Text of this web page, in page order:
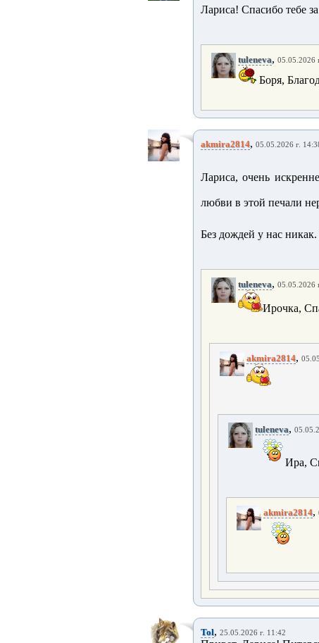
Лариса! Спасибо тебе
tuleneva, 05.05.2026
Боря,
akmira2814, 05.05.2026 г.
Лариса, очень
любви в этой печали
Без дождей у нас
tuleneva, 05.05.2026
Ирочка,
akmira2814,
tuleneva,
Ира,
akmira2814,
Tol, 25.05.2026 г. 11:42